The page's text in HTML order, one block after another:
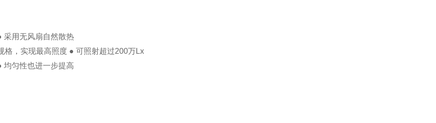
采用无风扇自然散热
格，实现最高照度 ● 可照射超过200万Lx
均匀性也进一步提高